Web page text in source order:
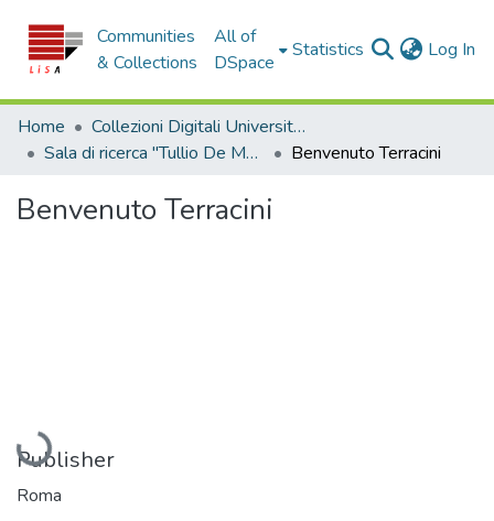
Communities
& Collections
All of
DSpace
Statistics Log In
Home
Collezioni Digitali Università della Calabria
Sala di ricerca "Tullio De Mauro"
Benvenuto Terracini
Benvenuto Terracini
Loading...
Publisher
Roma